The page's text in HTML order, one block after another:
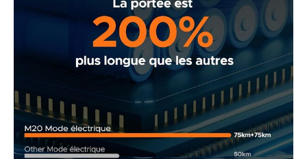
jours. Notre équipe de
support client est
disponible 24h/24 et 7j/7
pour vous aider avec vos
questions et
préoccupations. Nous
garantissons un service
fiable et offrons une
garantie d'un an pour les
moteurs, les batteries et
les contrôleurs. Votre